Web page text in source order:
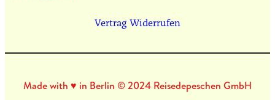
Vertrag Widerrufen
Made with ♥ in Berlin © 2024 Reisedepeschen GmbH